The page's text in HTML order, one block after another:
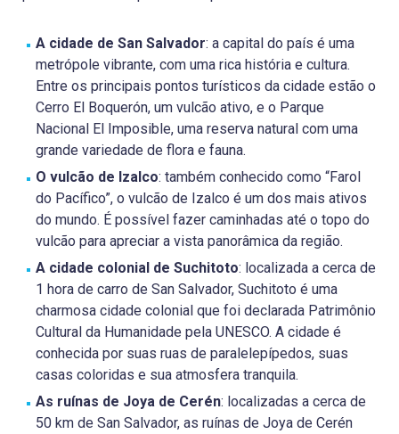
A cidade de San Salvador: a capital do país é uma
metrópole vibrante, com uma rica história e cultura.
Entre os principais pontos turísticos da cidade estão o
Cerro El Boquerón, um vulcão ativo, e o Parque
Nacional El Imposible, uma reserva natural com uma
grande variedade de flora e fauna.
O vulcão de Izalco: também conhecido como “Farol
do Pacífico”, o vulcão de Izalco é um dos mais ativos
do mundo. É possível fazer caminhadas até o topo do
vulcão para apreciar a vista panorâmica da região.
A cidade colonial de Suchitoto: localizada a cerca de
1 hora de carro de San Salvador, Suchitoto é uma
charmosa cidade colonial que foi declarada Patrimônio
Cultural da Humanidade pela UNESCO. A cidade é
conhecida por suas ruas de paralelepípedos, suas
casas coloridas e sua atmosfera tranquila.
As ruínas de Joya de Cerén: localizadas a cerca de
50 km de San Salvador, as ruínas de Joya de Cerén